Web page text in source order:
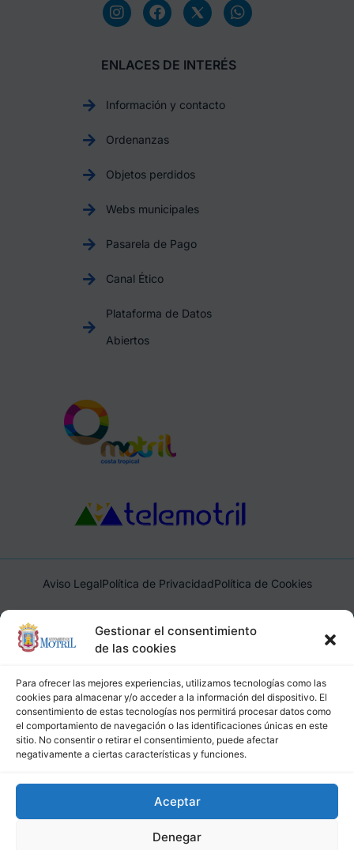
Gestionar el consentimiento
de las cookies
Para ofrecer las mejores experiencias, utilizamos tecnologías como las
cookies para almacenar y/o acceder a la información del dispositivo. El
consentimiento de estas tecnologías nos permitirá procesar datos como
el comportamiento de navegación o las identificaciones únicas en este
sitio. No consentir o retirar el consentimiento, puede afectar
negativamente a ciertas características y funciones.
Aceptar
Denegar
ENLACES DE INTERÉS
Información y contacto
Ordenanzas
Objetos perdidos
Webs municipales
Pasarela de Pago
Canal Ético
Plataforma de Datos
Abiertos
Aviso LegalPolítica de PrivacidadPolítica de Cookies
Ayuntamiento de Motril, Plaza de España, 1, 18600, Motril,
(Granada), CIF: P1814200J, DIR3: L01181400